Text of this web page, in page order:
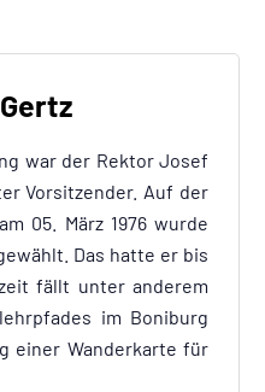
war der Rektor Josef
Vorsitzender. Auf der
05. März 1976 wurde
Das hatte er bis
fällt unter anderem
im Boniburg
einer Wanderkarte für